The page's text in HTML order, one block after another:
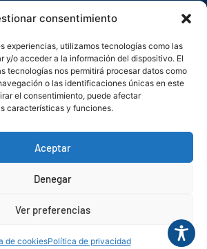
consentimiento
experiencias, utilizamos tecnologías como las
y/o acceder a la información del dispositivo. El
tecnologías nos permitirá procesar datos como
o las identificaciones únicas en este
el consentimiento, puede afectar
características y funciones.
Aceptar
Denegar
Ver preferencias
de cookiesPolítica de privacidad
Política de cookies